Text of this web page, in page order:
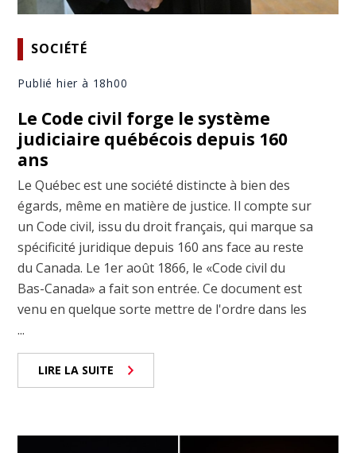
SOCIÉTÉ
Publié hier à 18h00
Le Code civil forge le système
judiciaire québécois depuis 160
ans
Le Québec est une société distincte à bien des
égards, même en matière de justice. Il compte sur
un Code civil, issu du droit français, qui marque sa
spécificité juridique depuis 160 ans face au reste
du Canada. Le 1er août 1866, le «Code civil du
Bas-Canada» a fait son entrée. Ce document est
venu en quelque sorte mettre de l'ordre dans les
...
LIRE LA SUITE